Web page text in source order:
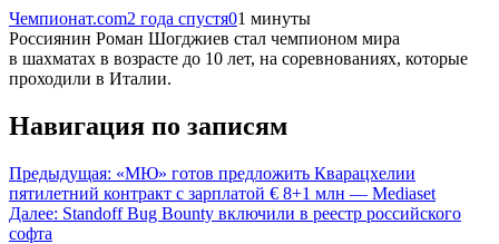
Чемпионат.com2 года спустя01 минуты
Россиянин Роман Шогджиев стал чемпионом мира
в шахматах в возрасте до 10 лет, на соревнованиях, которые
проходили в Италии.
Навигация по записям
Предыдущая: «МЮ» готов предложить Кварацхелии
пятилетний контракт с зарплатой € 8+1 млн — Mediaset
Далее: Standoff Bug Bounty включили в реестр российского
софта